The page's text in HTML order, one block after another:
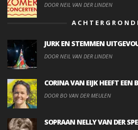
DOOR NEIL VAN DER LINDEN
JURK EN STEMMEN
DOOR NEIL VAN DER LINDEN
CORINA VAN EIJK HEEFT EEN
DOOR BO VAN DER MEULEN
SOPRAAN NELLY VAN DER